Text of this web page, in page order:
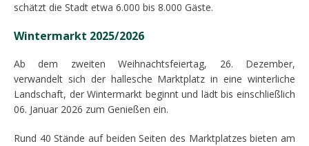
schätzt die Stadt etwa 6.000 bis 8.000 Gäste.
Wintermarkt 2025/2026
Ab dem zweiten Weihnachtsfeiertag, 26. Dezember,
verwandelt sich der hallesche Marktplatz in eine winterliche
Landschaft, der Wintermarkt beginnt und lädt bis einschließlich
06. Januar 2026 zum Genießen ein.
Rund 40 Stände auf beiden Seiten des Marktplatzes bieten am